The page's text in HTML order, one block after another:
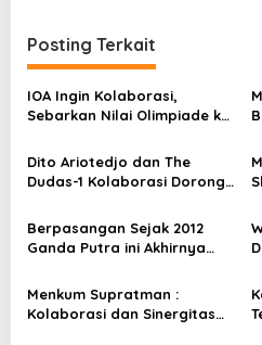
g
a
s
i
p
o
s
Posting Terkait
IOA Ingin Kolaborasi,
Sebarkan Nilai Olimpiade ke
Dito Ariotedjo dan The
Dudas-1 Kolaborasi Dorong
Berpasangan Sejak 2012
Ganda Putra ini Akhirnya
Menkum Supratman :
Kolaborasi dan Sinergitas